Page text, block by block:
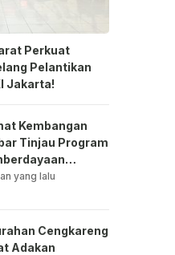
Perkuat
Pelantikan
Jakarta!
Kembangan
Tinjau Program
di Bale
yang lalu
Cengkareng
Adakan